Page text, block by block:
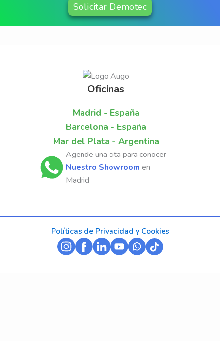
Solicitar Demotec
Oficinas
Madrid - España
Calle Glorieta de Quevedo, 28015. Piso 7. 1
Puerta Derecha | Tel: +34 661 337 241
Barcelona - España
Carrer de Llull, 321. Piso 6, Oficina 608.
Mar del Plata - Argentina
3 de Febrero 4761, Mar del Plata, Argentina
Agende una cita para conocer
Nuestro Showroom en
Madrid
Políticas de Privacidad y Cookies